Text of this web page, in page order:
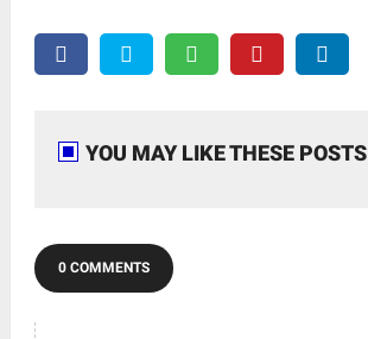
YOU MAY LIKE THESE POSTS
0 COMMENTS